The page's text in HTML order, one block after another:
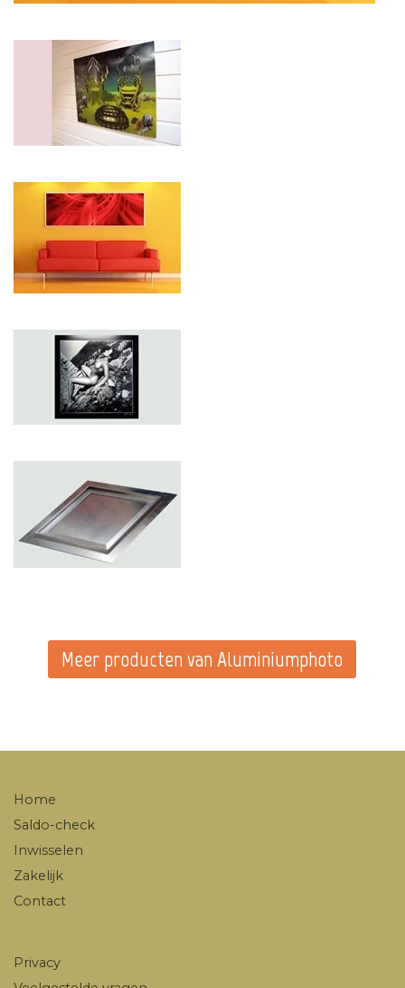
Meer producten van Aluminiumphoto
Home
Saldo-check
Inwisselen
Zakelijk
Contact
Privacy